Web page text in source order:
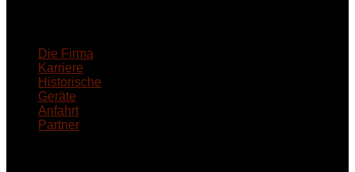
Die Firma
Karriere
Historische
Geräte
Anfahrt
Partner